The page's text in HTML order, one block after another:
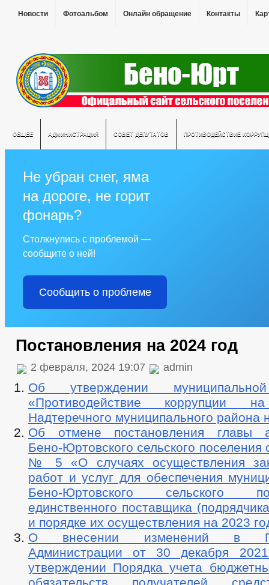
Новости Фотоальбом Онлайн обращение Контакты
ОБЩЕЕ АДМИНИСТРАЦИЯ СОВЕТ ДЕПУТАТОВ ПРОТИВОДЕЙСТВИЕ
Не убран снег, яма
на дороге, не горит
фонарь?
Столкнулись с проблемой —
сообщите о ней!
Сообщить о проблеме
Постановления на 2024 год
2 февраля, 2024 19:07 admin
Об утверждении
«Противодействие коррупции
Надтеречного муниципального района
Об отмене постановления главы
Бено-Юртовского сельского поселения
№ 5 «О случаях осуществления
работ и услуг для обеспечения
Бено-Юртовского сельского
единственного поставщика
и порядке их осуществления на 2023
О внесении изменений в
Администрации от 30 декабря
утверждении Порядка учета